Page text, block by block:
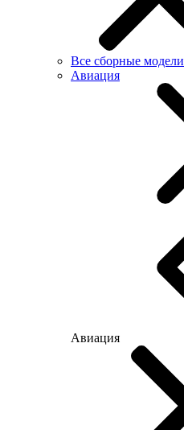
Все сборные модели
Авиация
Авиация